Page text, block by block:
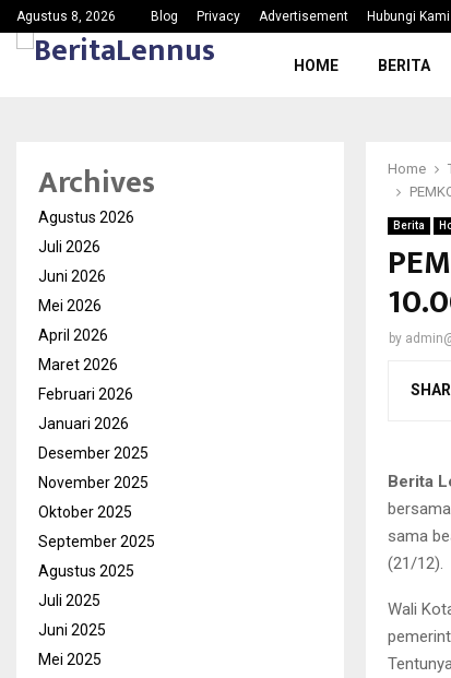
Agustus 8, 2026 Blog Privacy Advertisement Hubungi Kami
Ketua PAC Gerindra Kec.Jasinga Meradang, Nama
HOME BERITA
Home
Berita
by
Berita
sama
(21/12).
Wali
Archives
Agustus 2026
Juli 2026
Juni 2026
Mei 2026
April 2026
Maret 2026
Februari 2026
Januari 2026
Desember 2025
November 2025
Oktober 2025
September 2025
Agustus 2025
Juli 2025
Juni 2025
Mei 2025